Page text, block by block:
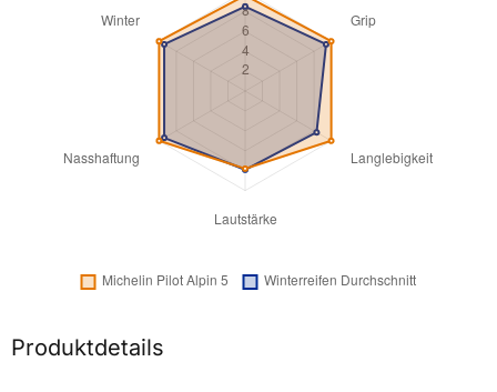
Produktdetails